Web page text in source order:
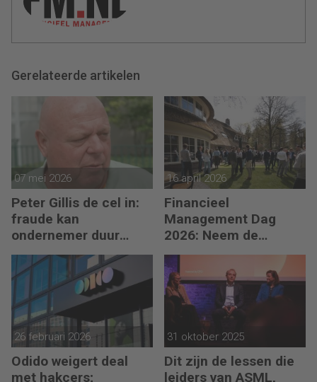
Gerelateerde artikelen
07 mei 2026
Peter Gillis de cel in:
fraude kan
ondernemer duur
komen te staan
16 april 2026
Financieel
Management Dag
2026: Neem de
toekomst in eigen
hand
26 februari 2026
Odido weigert deal
met hakcers;
31 oktober 2025
Dit zijn de lessen die
leiders van ASML,